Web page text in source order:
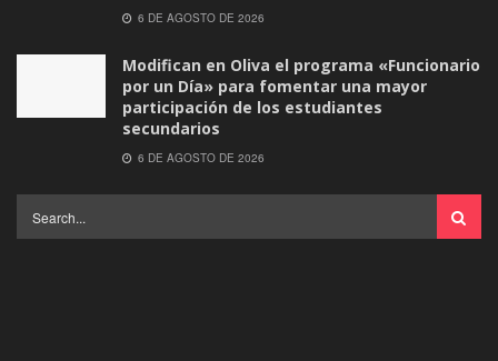
6 DE AGOSTO DE 2026
Modifican en Oliva el programa «Funcionario
por un Día» para fomentar una mayor
participación de los estudiantes
secundarios
6 DE AGOSTO DE 2026